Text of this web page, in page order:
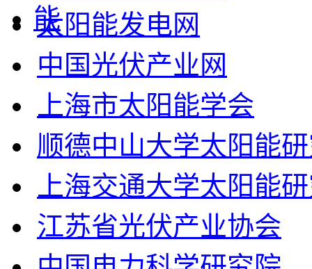
太阳能发电网
中国光伏产业网
上海市太阳能学会
顺德中山大学太阳能
上海交通大学太阳能
江苏省光伏产业协会